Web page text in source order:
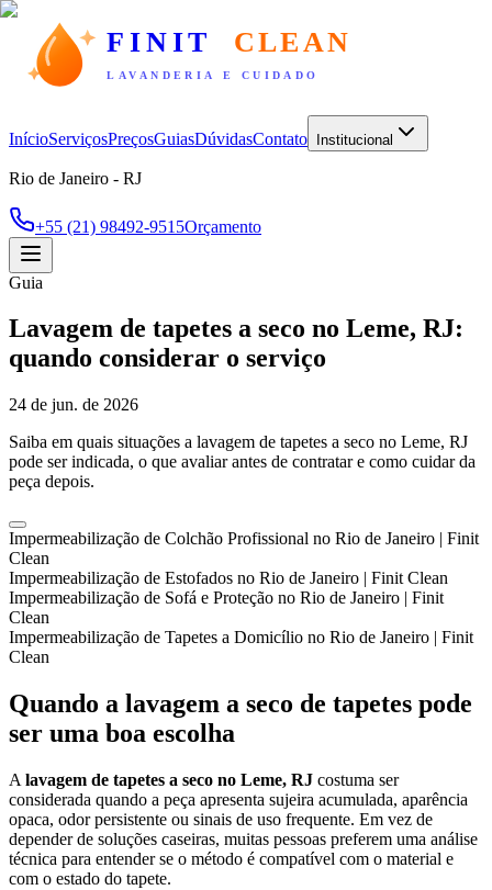
FINIT CLEAN
LAVANDERIA E CUIDADO
InícioServiçosPreçosGuiasDúvidasContato Institucional
Rio de Janeiro - RJ
+55 (21) 98492-9515Orçamento
Guia
Lavagem de tapetes a seco no Leme, RJ:
quando considerar o serviço
24 de jun. de 2026
Saiba em quais situações a lavagem de tapetes a seco no Leme, RJ
pode ser indicada, o que avaliar antes de contratar e como cuidar da
peça depois.
Impermeabilização de Colchão Profissional no Rio de Janeiro | Finit
Clean
Impermeabilização de Estofados no Rio de Janeiro | Finit Clean
Impermeabilização de Sofá e Proteção no Rio de Janeiro | Finit
Clean
Impermeabilização de Tapetes a Domicílio no Rio de Janeiro | Finit
Clean
Quando a lavagem a seco de tapetes pode
ser uma boa escolha
A lavagem de tapetes a seco no Leme, RJ costuma ser
considerada quando a peça apresenta sujeira acumulada, aparência
opaca, odor persistente ou sinais de uso frequente. Em vez de
depender de soluções caseiras, muitas pessoas preferem uma análise
técnica para entender se o método é compatível com o material e
com o estado do tapete.